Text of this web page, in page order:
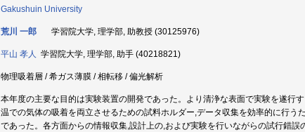
Gakushuin University
荒川 一郎 学習院大学, 理学部, 助教授 (30125976)
平山 孝人 学習院大学, 理学部, 助手 (40218821)
物理吸着層 / 希ガス薄膜 / 相転移 / 偏光解析
本年度の主要な目的は実験装置の開発であった。より清浄な表面で実験を遂行
温での気体の吸着を両立させるための試料ホルダー,データ収集を効率的に行う
であった。各方面からの情報収集,設計上の,および実験を行いながらの試行錯